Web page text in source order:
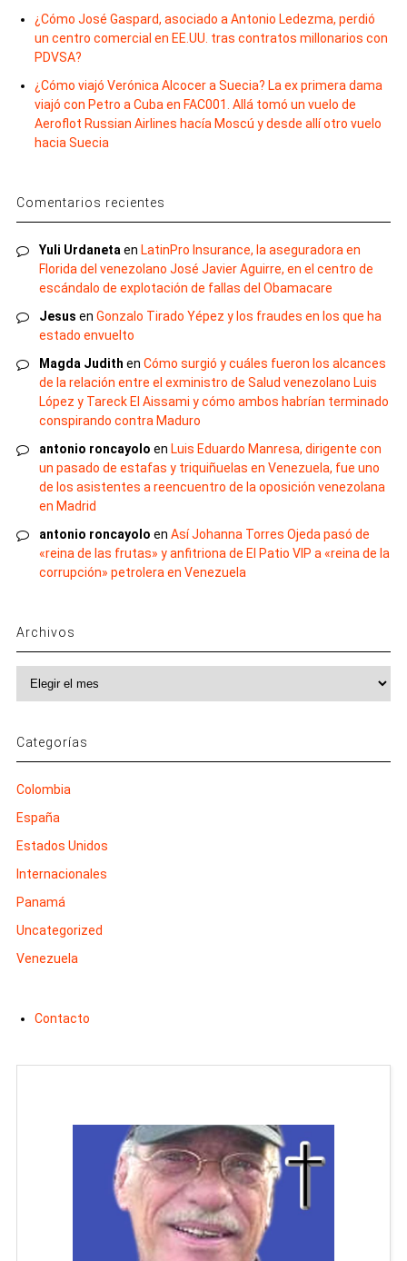
¿Cómo José Gaspard, asociado a Antonio Ledezma, perdió
un centro comercial en EE.UU. tras contratos millonarios con
PDVSA?
¿Cómo viajó Verónica Alcocer a Suecia? La ex primera dama
viajó con Petro a Cuba en FAC001. Allá tomó un vuelo de
Aeroflot Russian Airlines hacía Moscú y desde allí otro vuelo
hacia Suecia
Comentarios recientes
Yuli Urdaneta en LatinPro Insurance, la aseguradora en
Florida del venezolano José Javier Aguirre, en el centro de
escándalo de explotación de fallas del Obamacare
Jesus en Gonzalo Tirado Yépez y los fraudes en los que ha
estado envuelto
Magda Judith en Cómo surgió y cuáles fueron los alcances
de la relación entre el exministro de Salud venezolano Luis
López y Tareck El Aissami y cómo ambos habrían terminado
conspirando contra Maduro
antonio roncayolo en Luis Eduardo Manresa, dirigente con
un pasado de estafas y triquiñuelas en Venezuela, fue uno
de los asistentes a reencuentro de la oposición venezolana
en Madrid
antonio roncayolo en Así Johanna Torres Ojeda pasó de
«reina de las frutas» y anfitriona de El Patio VIP a «reina de la
corrupción» petrolera en Venezuela
Archivos
Categorías
Colombia
España
Estados Unidos
Internacionales
Panamá
Uncategorized
Venezuela
Contacto